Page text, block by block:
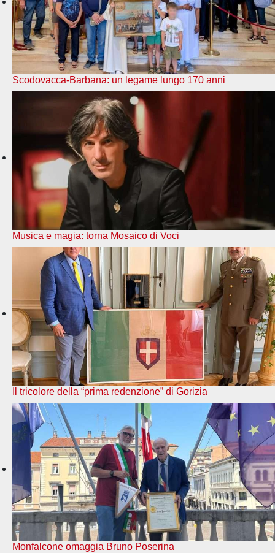
Scodovacca-Barbana: un legame lungo 170 anni
Musica e magia: torna Mosaico di Voci
Il tricolore della “prima redenzione” di Gorizia
Monfalcone omaggia Bruno Poserina